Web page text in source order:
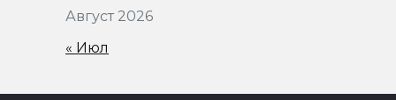
Август 2026
« Июл